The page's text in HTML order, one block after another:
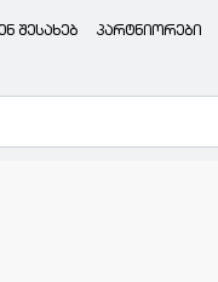
შესახებ პარტნიორები